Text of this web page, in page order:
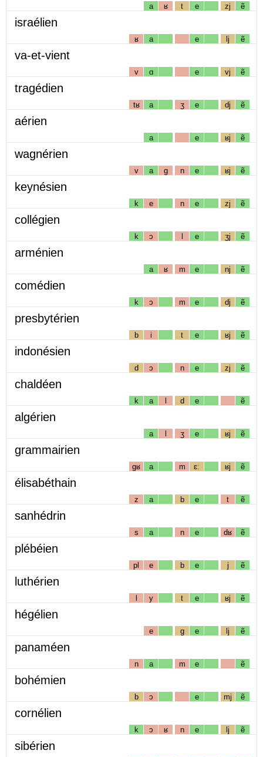
a ʁ t e zj ẽ
israélien
ʁ a e lj ẽ
va-et-vient
v ɑ e vj ẽ
tragédien
tʁ a ʒ e dj ẽ
aérien
a e ʁj ẽ
wagnérien
v a g n e ʁj ẽ
keynésien
k e n e zj ẽ
collégien
k ɔ l e ʒj ẽ
arménien
a ʁ m e nj ẽ
comédien
k ɔ m e dj ẽ
presbytérien
b i t e ʁj ẽ
indonésien
d ɔ n e zj ẽ
chaldéen
k a l d e ẽ
algérien
a l ʒ e ʁj ẽ
grammairien
gʁ a m ɛː ʁj ẽ
élisabéthain
z a b e t ẽ
sanhédrin
s a n e dʁ ẽ
plébéien
pl e b e j ẽ
luthérien
l y t e ʁj ẽ
hégélien
e g e lj ẽ
panaméen
n a m e ẽ
bohémien
b ɔ e mj ẽ
cornélien
k ɔ ʁ n e lj ẽ
sibérien